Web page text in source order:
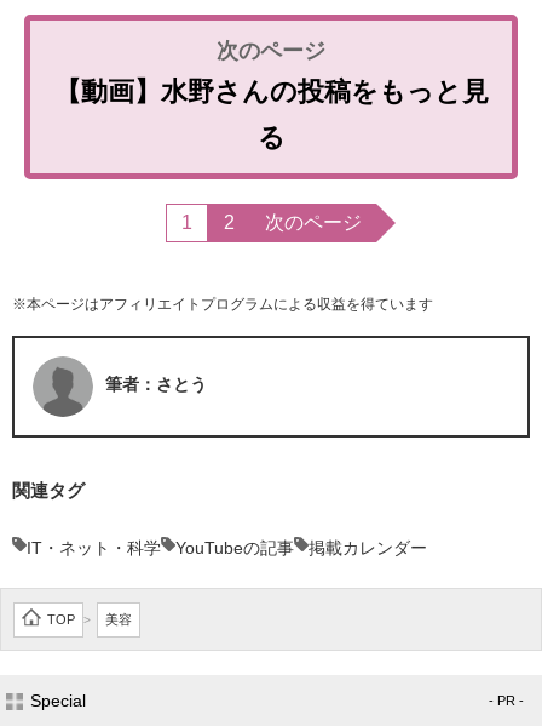
【動画】水野さんの投稿をもっと見
る
1 2 次のページ
※本ページはアフィリエイトプログラムによる収益を得ています
筆者：さとう
関連タグ
IT・ネット・科学 YouTubeの記事 掲載カレンダー
TOP > 美容
Special - PR -